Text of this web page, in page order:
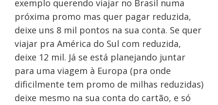
exemplo querendo viajar no Brasil numa
próxima promo mas quer pagar reduzida,
deixe uns 8 mil pontos na sua conta. Se quer
viajar pra América do Sul com reduzida,
deixe 12 mil. Já se está planejando juntar
para uma viagem à Europa (pra onde
dificilmente tem promo de milhas reduzidas)
deixe mesmo na sua conta do cartão, e só